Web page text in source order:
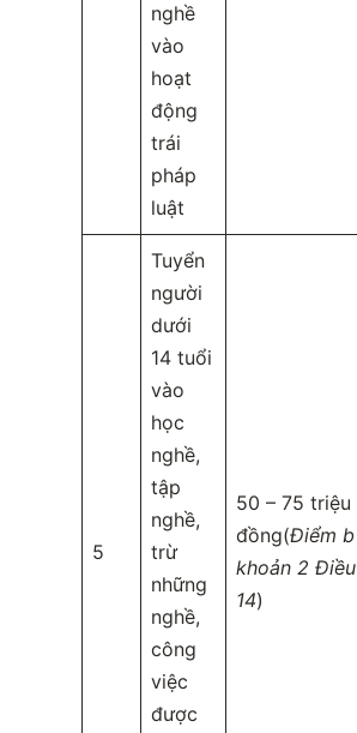
nghề
vào
hoạt
động
trái
pháp
luật
5
Tuyển
người
dưới
14 tuổi
vào
học
nghề,
tập
nghề,
trừ
những
nghề,
công
việc
được
50 – 75 triệu
đồng(Điểm b
khoản 2 Điều
14)